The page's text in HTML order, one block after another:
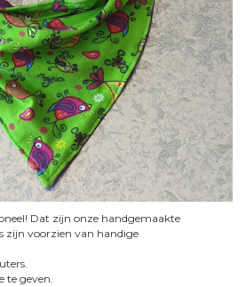
Dat zijn onze handgemaakte
zijn voorzien van handige
te geven.